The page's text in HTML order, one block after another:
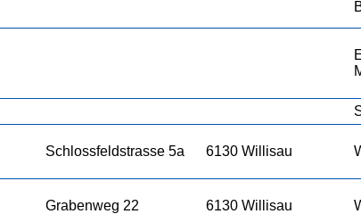
Schlossfeldstrasse 5a 6130 Willisau
Grabenweg 22 6130 Willisau